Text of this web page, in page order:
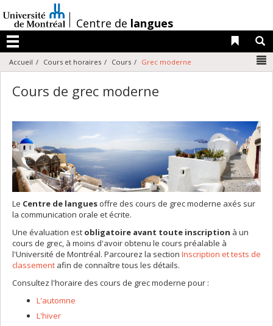
au
contenu
/
Centre de langues
Menu
Liens
Accueil Cours et horaires Cours Grec moderne
Cours de grec moderne
Le Centre de langues offre des cours de grec moderne axés sur
la communication orale et écrite.
Une évaluation est obligatoire avant toute inscription à un
cours de grec, à moins d'avoir obtenu le cours préalable à
l'Université de Montréal. Parcourez la section Inscription et tests de
classement afin de connaître tous les détails.
Consultez l'horaire des cours de grec moderne pour :
L'automne
L'hiver